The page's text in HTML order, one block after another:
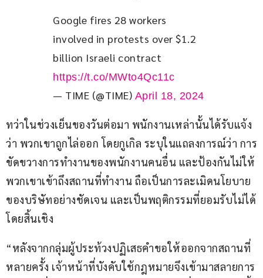
Google fires 28 workers
involved in protests over $1.2
billion Israeli contract
https://t.co/MWto4Qc11c
— TIME (@TIME) April 18, 2024
ทว่าในช่วงเย็นของวันต่อมา พนักงานเหล่านั้นได้รับแจ้ง
ว่า พวกเขาถูกไล่ออก โดยกูเกิล ระบุในแถลงการณ์ว่า การ
ขัดขวางการทำงานของพนักงานคนอื่น และป้องกันไม่ให้
พวกเขาเข้าถึงสถานที่ทำงาน ถือเป็นการละเมิดนโยบาย
ของบริษัทอย่างชัดเจน และเป็นพฤติกรรมที่ยอมรับไม่ได้
โดยสิ้นเชิง
“หลังจากกลุ่มผู้ประท้วงปฏิเสธคำขอให้ออกจากสถานที่
หลายครั้ง เจ้าหน้าที่บังคับใช้กฎหมายจึงเข้ามาสลายการ